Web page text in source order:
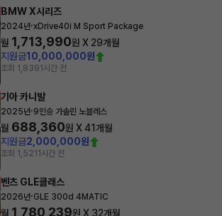
BMW X시리즈
2024년·xDrive40i M Sport Package
월 1,713,990원 X 29개월
지원금10,000,000원
조회 1,8391시간 전
기아 카니발
2025년·9인승 가솔린 노블레스
월 688,360원 X41개월
지원금2,000,000원
조회 1,521 1시간 전
벤츠 GLE클래스
2026년·GLE 300d 4MATIC
월 1,780,239원 X 32개월